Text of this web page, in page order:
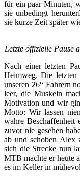
für ein paar Minuten,
sie unbedingt
sie kurze Zeit später
Letzte offizielle Pause
Nach einer letzten
Heimweg. Die letzten
unseren 26“ Fahrern
leer, die Muskeln
Motivation und wir
Motto: Wir lassen
wahre Beschaffenheit
zuvor nie gesehen
ab und schoben Alex
sich die Strecke nun
MTB machte er heute
es im Keller in